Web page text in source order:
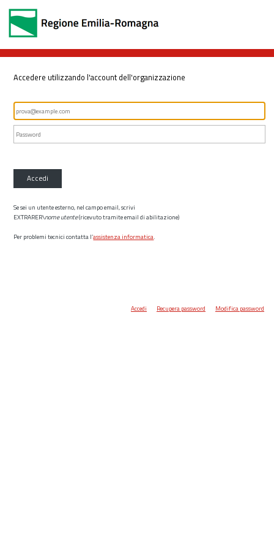
Accedere utilizzando l'account dell'organizzazione
Accedi
Se sei un utente esterno, nel campo email, scrivi
EXTRARER\nome utente(ricevuto tramite email di abilitazione)
Per problemi tecnici contatta l’assistenza informatica.
Accedi Recupera password Modifica password